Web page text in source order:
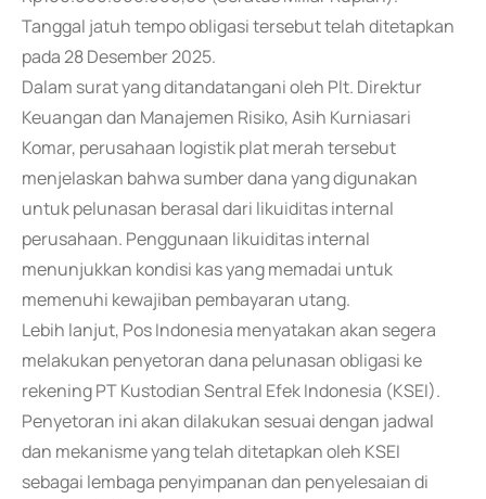
Tanggal jatuh tempo obligasi tersebut telah ditetapkan
pada 28 Desember 2025.
Dalam surat yang ditandatangani oleh Plt. Direktur
Keuangan dan Manajemen Risiko, Asih Kurniasari
Komar, perusahaan logistik plat merah tersebut
menjelaskan bahwa sumber dana yang digunakan
untuk pelunasan berasal dari likuiditas internal
perusahaan. Penggunaan likuiditas internal
menunjukkan kondisi kas yang memadai untuk
memenuhi kewajiban pembayaran utang.
Lebih lanjut, Pos Indonesia menyatakan akan segera
melakukan penyetoran dana pelunasan obligasi ke
rekening PT Kustodian Sentral Efek Indonesia (KSEI).
Penyetoran ini akan dilakukan sesuai dengan jadwal
dan mekanisme yang telah ditetapkan oleh KSEI
sebagai lembaga penyimpanan dan penyelesaian di